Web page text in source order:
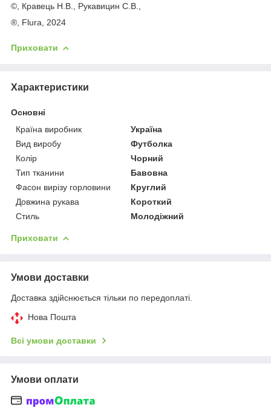
©, Кравець Н.В., Рукавицин С.В.,
®, Flurа, 2024
Приховати
Характеристики
Основні
Країна виробник
Україна
Вид виробу
Футболка
Колір
Чорний
Тип тканини
Бавовна
Фасон вирізу горловини
Круглий
Довжина рукава
Короткий
Стиль
Молодіжний
Приховати
Умови доставки
Доставка здійснюється тільки по передоплаті.
Нова Пошта
Всі умови доставки
Умови оплати